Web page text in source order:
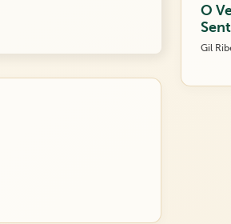
O
Gil